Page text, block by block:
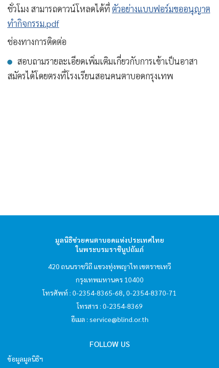
ชั่วโมง สามารถดาวน์โหลดได้ที่ ตัวอย่างแบบฟอร์มขออนุญาต
ทำกิจกรรม.pdf
ช่องทางการติดต่อ
สอบถามรายละเอียดเพิ่มเติมเกี่ยวกับการเข้าเป็นอาสา
สมัครได้โดยตรงที่โรงเรียนสอนคนตาบอดกรุงเทพ
มูลนิธิช่วยคนตาบอดแห่งประเทศไทย
ในพระบรมราชินูปถัมภ์
420 ถนนราชวิถี แขวงทุ่งพญาไท เขตราชเทวี
กรุงเทพมหานคร 10400
โทรศัพท์ : 0-2354-8365-68, 0-2354-8370-71
โทรสาร : 0-2354-8369
อีเมล : service@blind.or.th
FOLLOW US
ข้อมูลมูลนิธิฯ
I'm your AI Assistant! Curious about this
website? Ask me anything!
I'm your AI Assistant! Curious about this
website? Ask me anything!